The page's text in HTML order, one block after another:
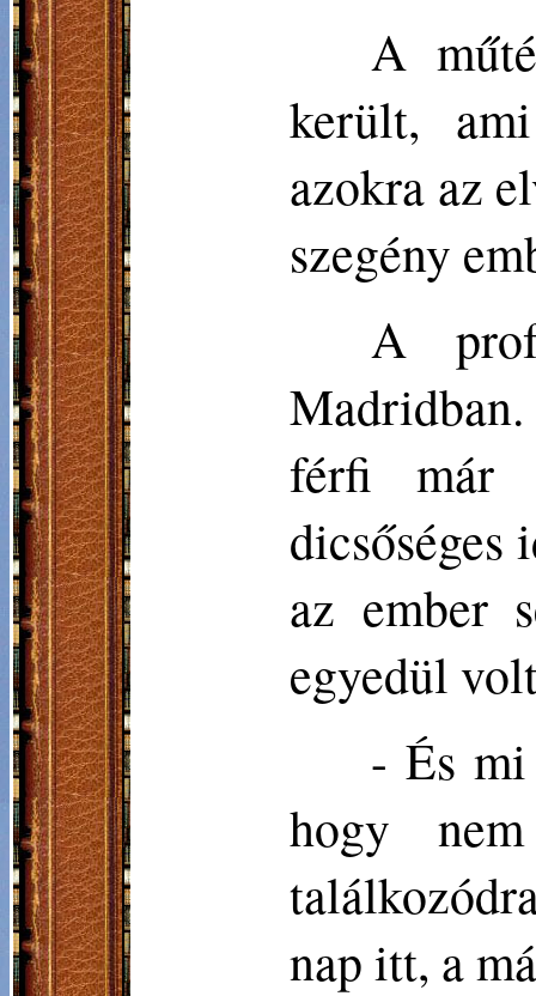
A
került,
azokra az
szegény
A
férfi már
az ember
egyedül
- És mi
hogy
nap itt, a